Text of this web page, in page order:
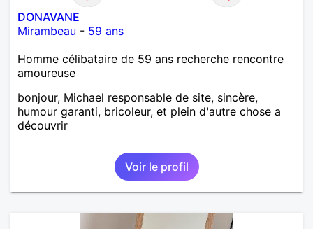
DONAVANE
Mirambeau - 59 ans
Homme célibataire de 59 ans recherche rencontre
amoureuse
bonjour, Michael responsable de site, sincère,
humour garanti, bricoleur, et plein d'autre chose a
découvrir
Voir le profil